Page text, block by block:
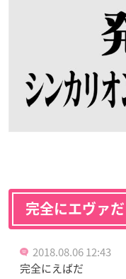
完全にエヴァだ
2018.08.06 12:43
完全にえばだ